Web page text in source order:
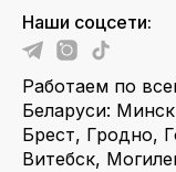
Наши соцсети:
Работаем по
Беларуси:
Брест, Гродно,
Витебск,